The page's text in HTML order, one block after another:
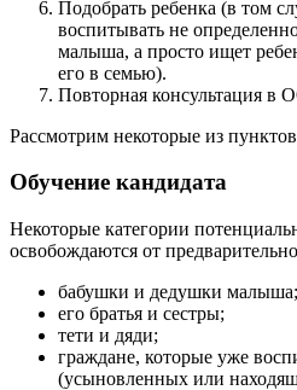
Подобрать ребенка (в том
воспитывать не
малыша, а просто ищет
его в семью).
Повторная консультация в
Рассмотрим некоторые из
Обучение кандидата
Некоторые категории
освобождаются от
бабушки и дедушки малыша;
его братья и сестры;
тети и дяди;
граждане, которые уже
(усыновленных или